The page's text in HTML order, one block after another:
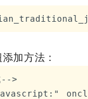
加方法：
-->